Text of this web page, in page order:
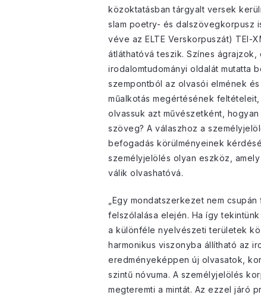
közoktatásban tárgyalt versek
slam poetry- és dalszövegkorpusz
véve az ELTE Verskorpuszát) TEI-
átláthatóvá teszik. Színes
irodalomtudományi oldalát mutatta
szempontból az olvasói elmének
műalkotás megértésének
olvassuk azt művészetként,
szöveg? A válaszhoz a
befogadás körülményeinek
személyjelölés olyan eszköz,
válik olvashatóvá.
„Egy mondatszerkezet nem
felszólalása elején. Ha így
a különféle nyelvészeti területek
harmonikus viszonyba állítható az
eredményeképpen új olvasatok,
szintű nóvuma. A személyjelölés
megteremti a mintát. Az ezzel járó